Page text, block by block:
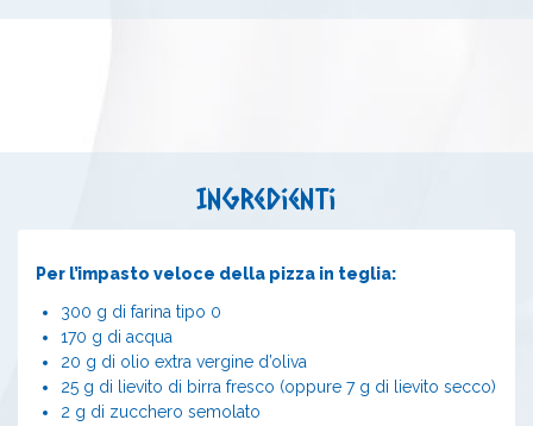
Ingredienti
Per l’impasto veloce della pizza in teglia:
300 g di farina tipo 0
170 g di acqua
20 g di olio extra vergine d’oliva
25 g di lievito di birra fresco (oppure 7 g di lievito secco)
2 g di zucchero semolato